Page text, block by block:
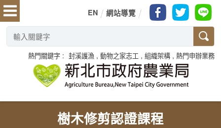
EN 網站導覽
熱門關鍵字 封溪護漁 動物之家志工 組織架構 熱門申辦業務
樹木修剪認證課程